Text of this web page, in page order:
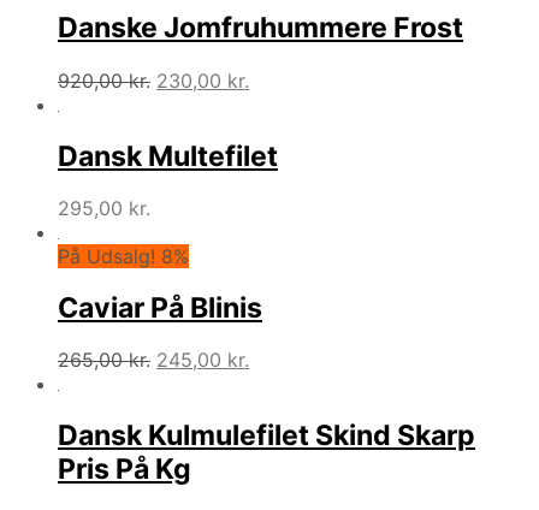
Danske Jomfruhummere Frost
920,00kr. Den
var:
920,00 kr..
230,00 kr.
er:
230,00 kr..
Dansk Multefilet
295,00 kr.
På Udsalg! 8%
Caviar På Blinis
265,00kr. Den
var:
265,00 kr..
245,00 kr.
er:
245,00 kr..
Dansk Kulmulefilet Skind Skarp
Pris På Kg